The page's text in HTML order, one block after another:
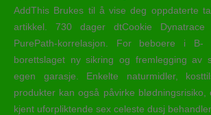
AddThis Brukes til å vise deg oppdaterte
artikkel. 730 dager dtCookie
PurePath-korrelasjon. For beboere i
borettslaget ny sikring og fremlegging av
egen garasje. Enkelte naturmidler,
produkter kan også påvirke
kjent uforpliktende sex celeste dusj